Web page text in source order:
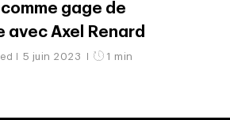
gage de
avec Axel Renard
5 juin 2023 1 min